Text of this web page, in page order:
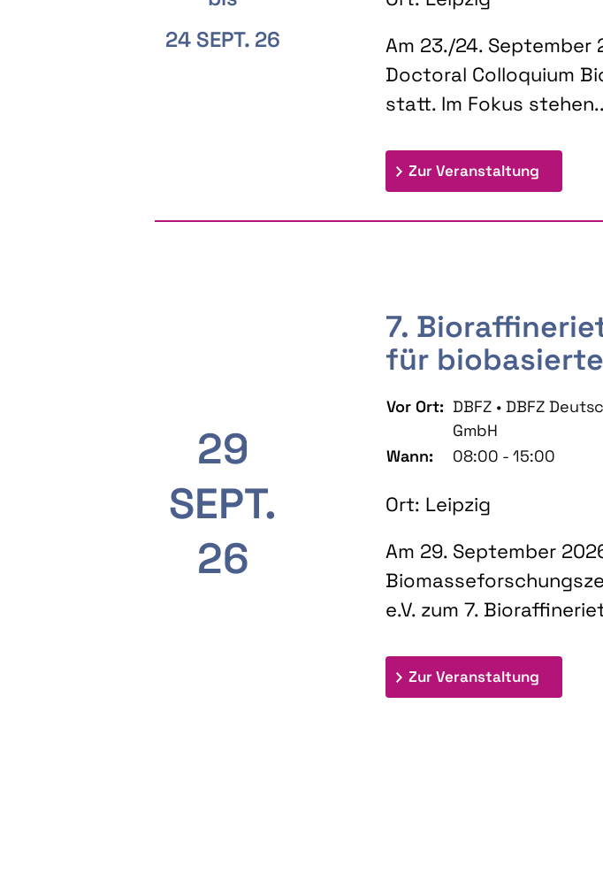
24 SEPT. 26
Am 23./24. September
Doctoral Colloquium
statt. Im Fokus
Zur Veranstaltung: 9th
29
SEPT.
26
7.
für
Vor Ort: DBFZ • DBFZ
GmbH
Wann:
08:00 - 15:00
Ort: Leipzig
Am 29. September
e.V. zum 7.
Zur Veranstaltung: 7.